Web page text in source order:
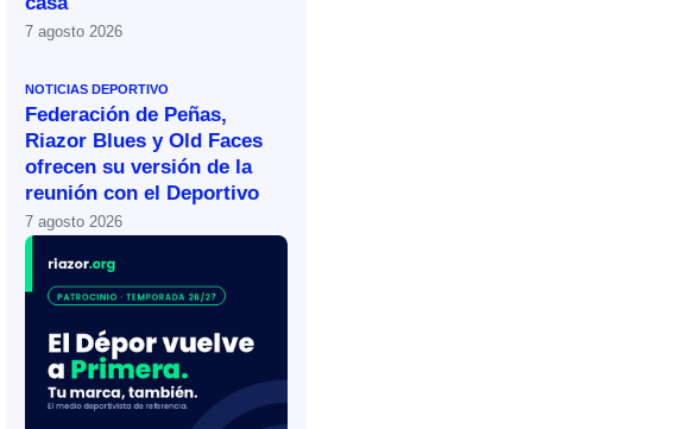
7 agosto 2026
NOTICIAS DEPORTIVO
Federación de Peñas,
Riazor Blues y Old Faces
ofrecen su versión de la
reunión con el Deportivo
7 agosto 2026